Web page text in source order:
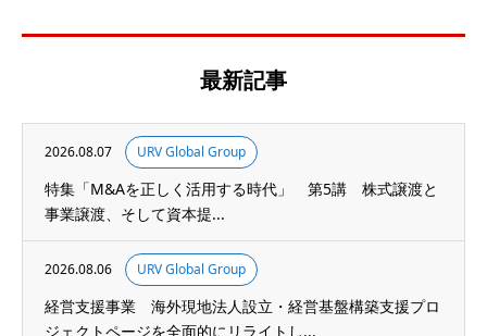
最新記事
2026.08.07 URV Global Group
特集「M&Aを正しく活用する時代」 第5講 株式譲渡と
事業譲渡、そして資本提...
2026.08.06 URV Global Group
経営支援事業 海外現地法人設立・経営基盤構築支援プロ
ジェクトページを全面的にリライトし...